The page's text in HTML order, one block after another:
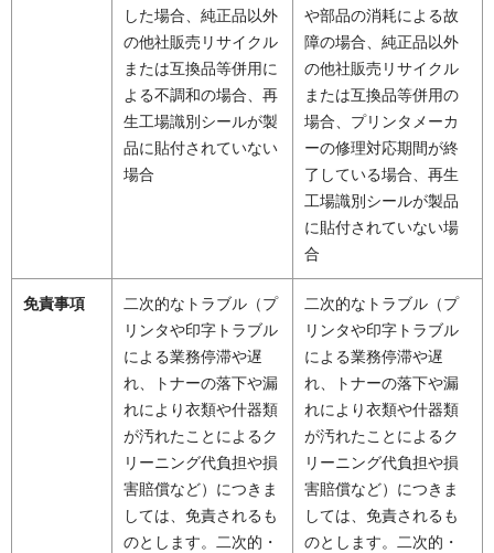
した場合、純正品以外
の他社販売リサイクル
または互換品等併用に
よる不調和の場合、再
生工場識別シールが製
品に貼付されていない
場合
や部品の消耗による故
障の場合、純正品以外
の他社販売リサイクル
または互換品等併用の
場合、プリンタメーカ
ーの修理対応期間が終
了している場合、再生
工場識別シールが製品
に貼付されていない場
合
免責事項
二次的なトラブル（プ
リンタや印字トラブル
による業務停滞や遅
れ、トナーの落下や漏
れにより衣類や什器類
が汚れたことによるク
リーニング代負担や損
害賠償など）につきま
しては、免責されるも
のとします。二次的・
二次的なトラブル（プ
リンタや印字トラブル
による業務停滞や遅
れ、トナーの落下や漏
れにより衣類や什器類
が汚れたことによるク
リーニング代負担や損
害賠償など）につきま
しては、免責されるも
のとします。二次的・